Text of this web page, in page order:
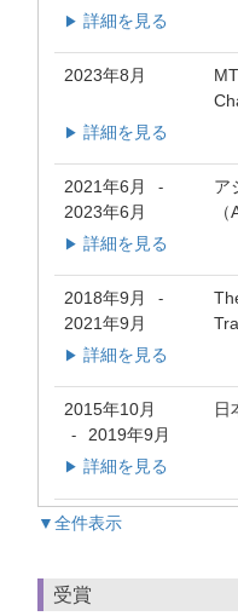
▶ 詳細を見る
2023年8月
▶ 詳細を見る
2021年6月 -
2023年6月
ア
▶ 詳細を見る
2018年9月 -
2021年9月
▶ 詳細を見る
2015年10月
- 2019年9月
日
▶ 詳細を見る
▼全件表示
受賞